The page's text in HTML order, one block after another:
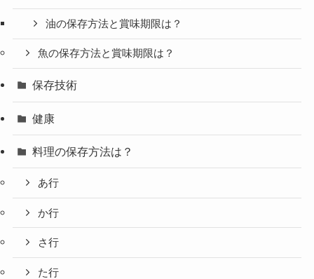
油の保存方法と賞味期限は？
魚の保存方法と賞味期限は？
保存技術
健康
料理の保存方法は？
あ行
か行
さ行
た行